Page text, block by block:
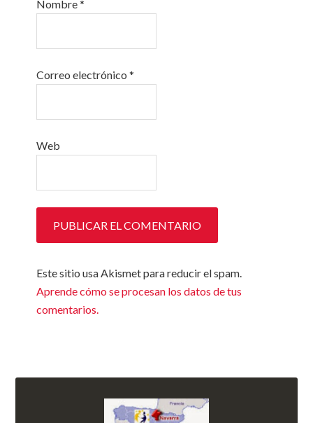
Nombre*
Correo electrónico*
Web
Este sitio usa Akismet para reducir el spam.
Aprende cómo se procesan los datos de tus
comentarios.